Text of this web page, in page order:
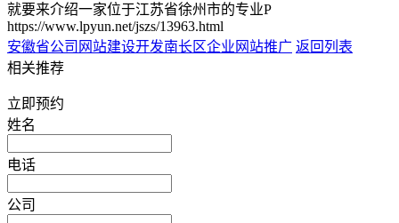
就要来介绍一家位于江苏省徐州市的专业P
https://www.lpyun.net/jszs/13963.html
安徽省公司网站建设开发南长区企业网站推广 返回列表
相关推荐
立即预约
姓名
电话
公司